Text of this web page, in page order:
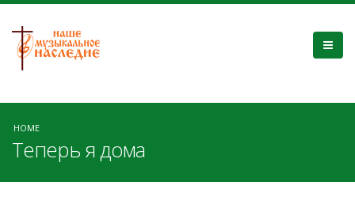
HOME
Теперь я дома